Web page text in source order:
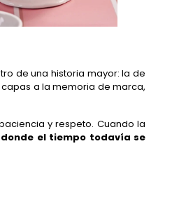
de una historia mayor: la de
a la memoria de marca,
y respeto. Cuando la
el tiempo todavía se